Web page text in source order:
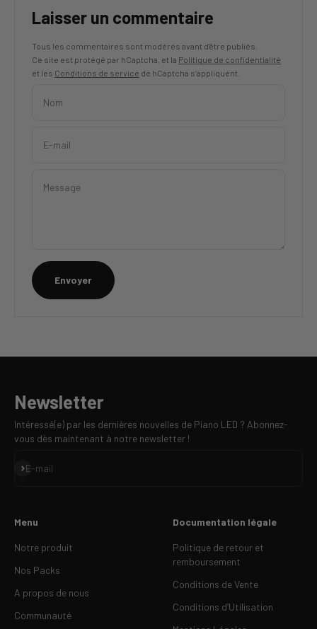
Laisser un commentaire
Tous les commentaires sont modérés avant d'être publiés.
Ce site est protégé par hCaptcha, et la Politique de confidentialité
et les Conditions de service de hCaptcha s’appliquent.
Nom
E-mail
Message
Envoyer
Newsletter
Intéressé(e) par les dernières nouvelles de Piano LED ? Abonnez-
vous dès maintenant à notre newsletter !
E-mail
S'inscrire
Menu
Notre produit
Nos Packs
A propos de nous
Communauté
Documentation légale
Politique de retour et
remboursement
Conditions de Vente
Conditions d’Utilisation